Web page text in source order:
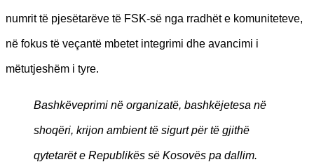
numrit të pjesëtarëve të FSK-së nga rradhët e komuniteteve,
në fokus të veçantë mbetet integrimi dhe avancimi i
mëtutjeshëm i tyre.
Bashkëveprimi në organizatë, bashkëjetesa në
shoqëri, krijon ambient të sigurt për të gjithë
qytetarët e Republikës së Kosovës pa dallim.